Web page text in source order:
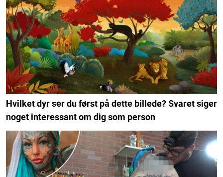
Hvilket dyr ser du først på dette billede? Svaret siger
noget interessant om dig som person